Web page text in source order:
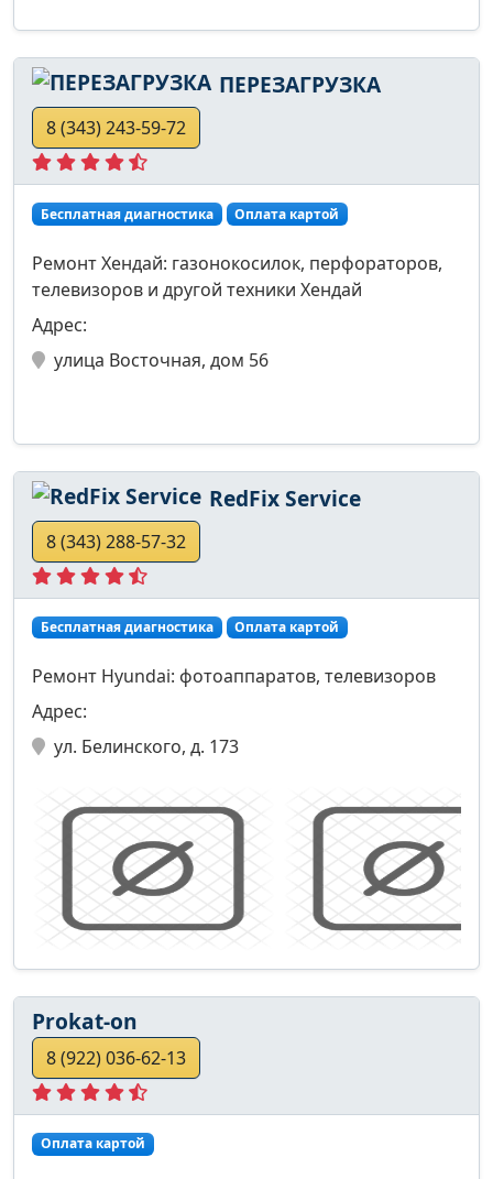
ПЕРЕЗАГРУЗКА
8 (343) 243-59-72
Бесплатная диагностика Оплата картой
Ремонт Хендай: газонокосилок, перфораторов,
телевизоров и другой техники Хендай
Адрес:
улица Восточная, дом 56
RedFix Service
8 (343) 288-57-32
Бесплатная диагностика Оплата картой
Ремонт Hyundai: фотоаппаратов, телевизоров
Адрес:
ул. Белинского, д. 173
Prokat-on
8 (922) 036-62-13
Оплата картой